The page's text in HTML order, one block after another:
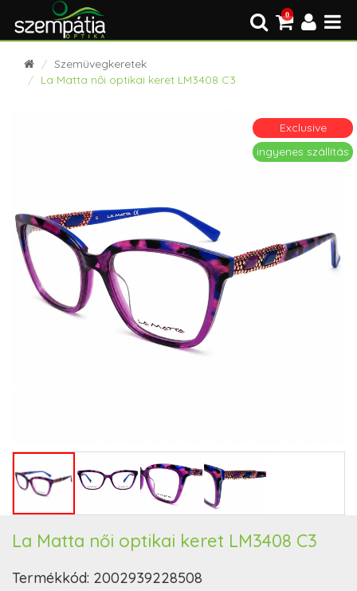
0
Szemüvegkeretek
La Matta női optikai keret LM3408 C3
Exclusive
ingyenes szállítás
La Matta női optikai keret LM3408 C3
Termékkód: 2002939228508